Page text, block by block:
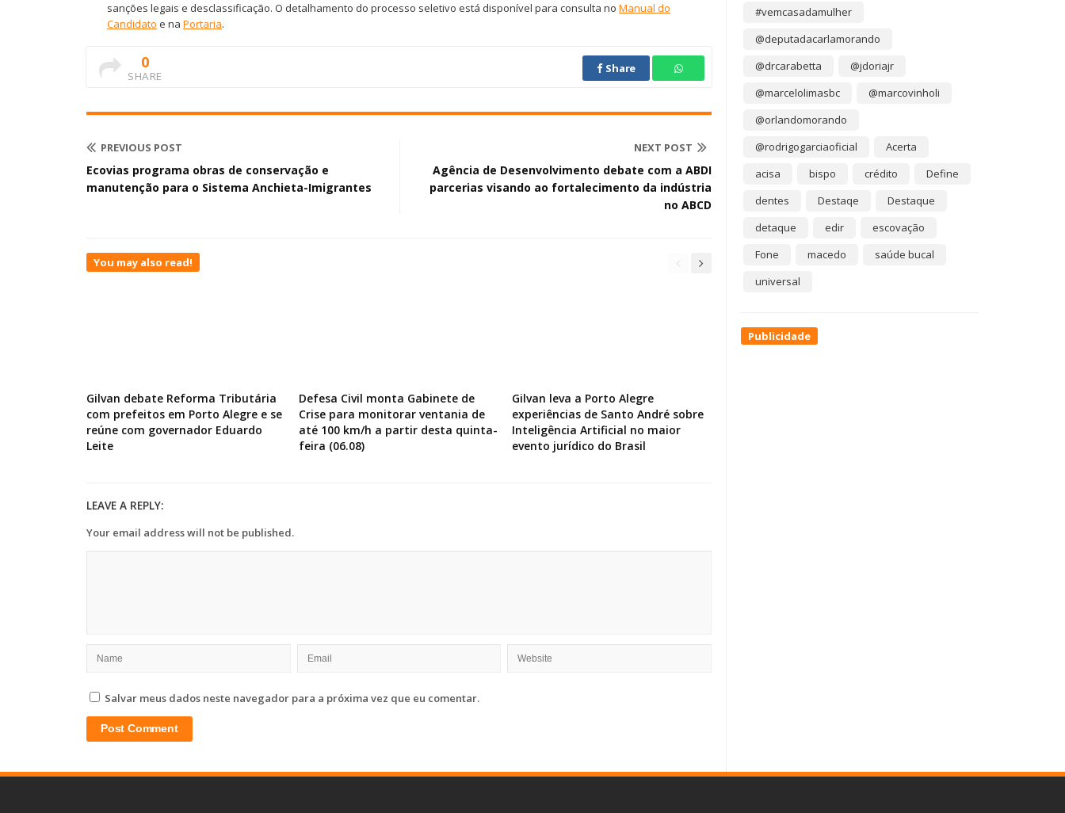
sanções legais e desclassificação. O detalhamento do processo seletivo está disponível para consulta no Manual do
Candidato e na Portaria.
0
SHARE
Share
PREVIOUS POST
Ecovias programa obras de conservação e
manutenção para o Sistema Anchieta-Imigrantes
NEXT POST
Agência de Desenvolvimento debate com a ABDI
parcerias visando ao fortalecimento da indústria
no ABCD
You may also read!
Gilvan debate Reforma Tributária
com prefeitos em Porto Alegre e se
reúne com governador Eduardo
Leite
Defesa Civil monta Gabinete de
Crise para monitorar ventania de
até 100 km/h a partir desta quinta-
feira (06.08)
Gilvan leva a Porto Alegre
experiências de Santo André sobre
Inteligência Artificial no maior
evento jurídico do Brasil
LEAVE A REPLY:
Your email address will not be published.
Salvar meus dados neste navegador para a próxima vez que eu comentar.
#vemcasadamulher
@deputadacarlamorando
@drcarabetta
@jdoriajr
@marcelolimasbc
@marcovinholi
@orlandomorando
@rodrigogarciaoficial
Acerta
acisa
bispo crédito
Define
dentes
Destaqe
Destaque
detaque
edir
escovação
Fone
macedo
saúde bucal
universal
Publicidade